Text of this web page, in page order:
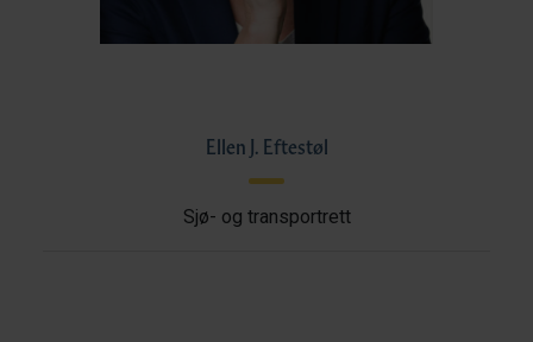
Ellen J. Eftestøl
Sjø- og transportrett